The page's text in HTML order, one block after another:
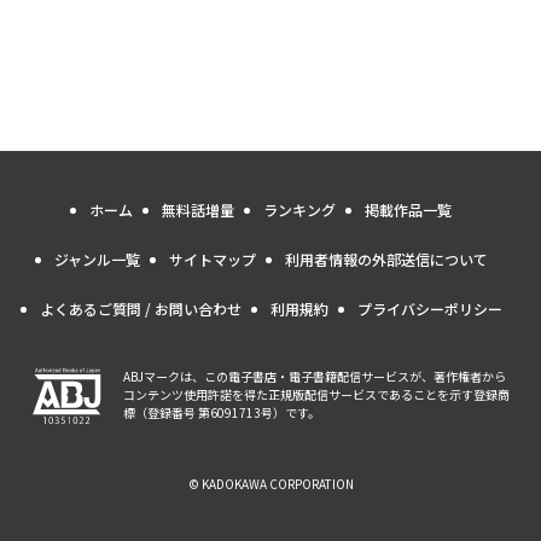
ホーム 無料話増量 ランキング 掲載作品一覧
ジャンル一覧 サイトマップ 利用者情報の外部送信について
よくあるご質問 / お問い合わせ 利用規約 プライバシーポリシー
ABJマークは、この電子書店・電子書籍配信サービスが、著作権者から
コンテンツ使用許諾を得た正規版配信サービスであることを示す登録商
標（登録番号 第6091713号）です。
© KADOKAWA CORPORATION